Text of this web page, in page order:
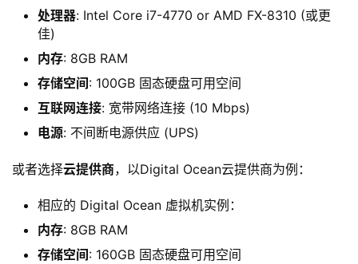
处理器: Intel Core i7-4770 or AMD FX-8310 (或更
佳)
内存: 8GB RAM
存储空间 : 100GB 固态硬盘可用空间
互联网连接: 宽带网络连接 (10 Mbps)
电源: 不间断电源供应 (UPS)
或者选择云提供商，以Digital Ocean云提供商为例：
相应的 Digital Ocean 虚拟机实例：
内存: 8GB RAM
存储空间 : 160GB 固态硬盘可用空间